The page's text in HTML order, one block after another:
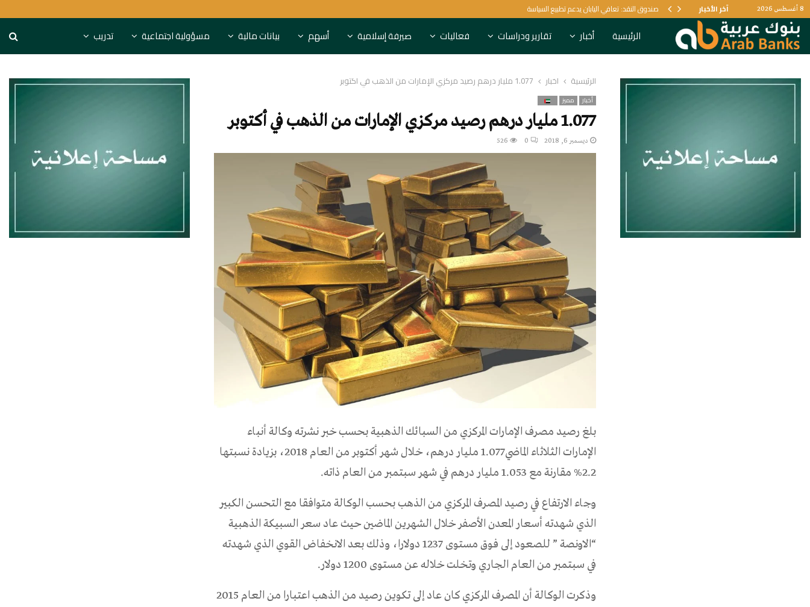
8 أغسطس 2026 آخر الأخبار البنكي صندوق النقد: تعافي اليابان يدعم تطبيع السياسة
الرئيسية أخبار تقارير ودراسات فعاليات صيرفة إسلامية أسهم بيانات مالية مسؤولية اجتماعية تدريب
الرئيسية أخبار 1.077 مليار درهم رصيد مركزي الإمارات من الذهب في أكتوبر
أخبار مميز
1.077 مليار درهم رصيد مركزي الإمارات من الذهب في أكتوبر
ديسمبر 6, 2018 0
526
بلغ رصيد مصرف الإمارات المركزي من السبائك الذهبية بحسب خبر نشرته وكالة أنباء
الإمارات الثلاثاء الماضي1.077 مليار درهم، خلال شهر أكتوبر من العام 2018، بزيادة نسبتها
2.2% مقارنة مع 1.053 مليار درهم في شهر سبتمبر من العام ذاته.
وجاء الارتفاع في رصيد المصرف المركزي من الذهب بحسب الوكالة متوافقا مع التحسن الكبير
الذي شهدته أسعار المعدن الأصفر خلال الشهرين الماضين حيث عاد سعر السبيكة الذهبية
“الاونصة ” للصعود إلى فوق مستوى 1237 دولارا، وذلك بعد الانخفاض القوي الذي شهدته
في سبتمبر من العام الجاري وتخلت خلاله عن مستوى 1200 دولار.
وذكرت الوكالة أن المصرف المركزي كان عاد إلى تكوين رصيد من الذهب اعتبارا من العام 2015